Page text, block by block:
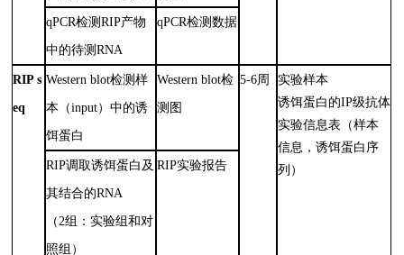
qPCR检测RIP产物
中的待测RNA
qPCR检测数据
RIP s
eq
Western blot检测样
本（input）中的诱
饵蛋白
Western blot检
测图
5-6周
实验样本
诱饵蛋白的IP级抗体
实验信息表（样本
信息，诱饵蛋白序
列）
RIP调取诱饵蛋白及
其结合的RNA
（2组：实验组和对
照组）
RIP实验报告